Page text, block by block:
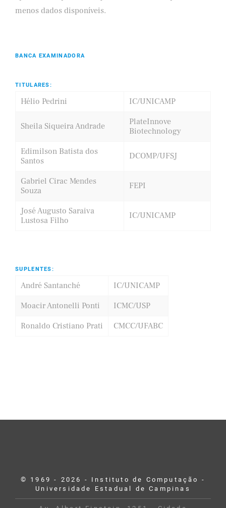
menos dados disponíveis.
BANCA EXAMINADORA
TITULARES:
Hélio Pedrini IC/UNICAMP
Sheila Siqueira Andrade
PlateInnove
Biotechnology
Edimilson Batista dos
Santos
DCOMP/UFSJ
Gabriel Cirac Mendes
Souza
FEPI
José Augusto Saraiva
Lustosa Filho
IC/UNICAMP
SUPLENTES:
André Santanché
IC/UNICAMP
Moacir Antonelli Ponti
ICMC/USP
Ronaldo Cristiano Prati
CMCC/UFABC
© 1969 - 2026 - Instituto de Computação -
Universidade Estadual de Campinas